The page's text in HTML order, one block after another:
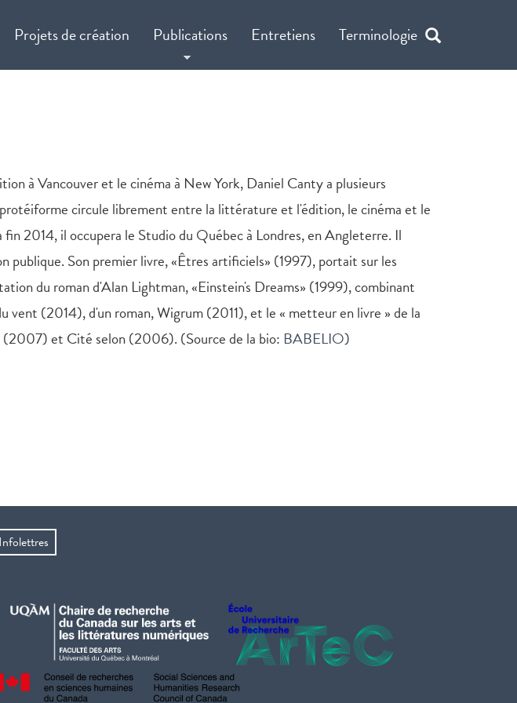
Projets de création Publications Entretiens Terminologie
à Vancouver et le cinéma à New York, Daniel Canty a plusieurs
circule librement entre la littérature et l'édition, le cinéma et le
2014, il occupera le Studio du Québec à Londres, en Angleterre. Il
publique. Son premier livre, «Êtres artificiels» (1997), portait sur les
du roman d'Alan Lightman, «Einstein's Dreams» (1999), combinant
(2014), d'un roman, Wigrum (2011), et le « metteur en livre » de la
(2007) et Cité selon (2006). (Source de la bio: BABELIO)